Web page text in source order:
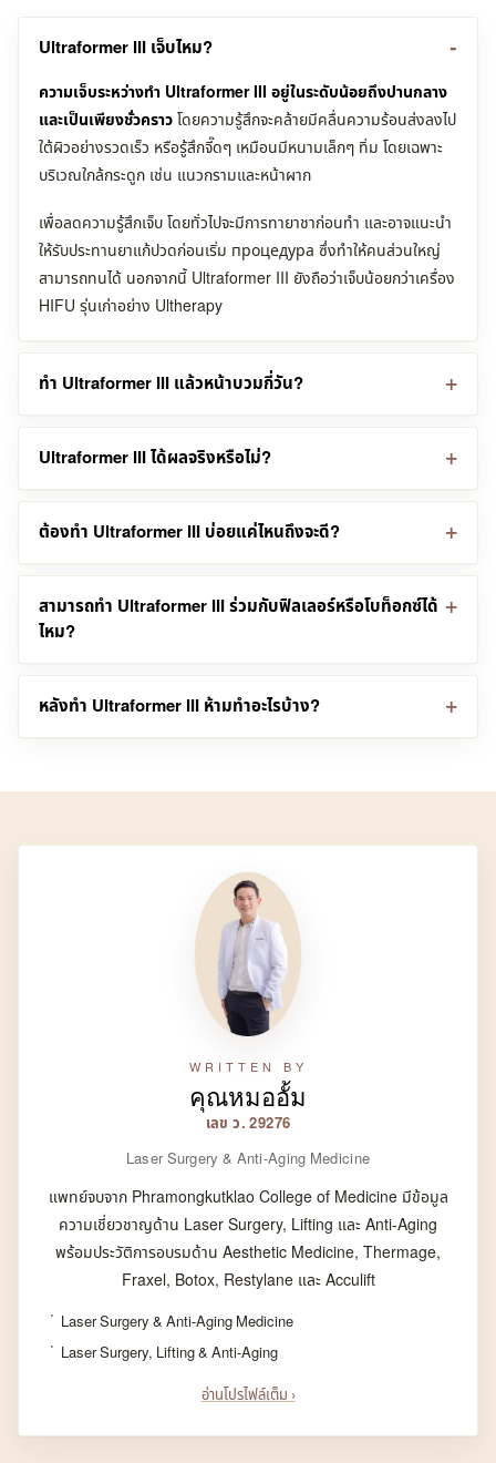
Ultraformer III เจ็บไหม?
ความเจ็บระหว่างทำ Ultraformer III อยู่ในระดับน้อยถึงปานกลาง
และเป็นเพียงชั่วคราวโดยความรู้สึกจะคล้ายมีคลื่นความร้อนส่งลงไป
ใต้ผิวอย่างรวดเร็ว หรือรู้สึกจี๊ดๆ เหมือนมีหนามเล็กๆ ทิ่ม โดยเฉพาะ
บริเวณใกล้กระดูก เช่น แนวกรามและหน้าผาก
เพื่อลดความรู้สึกเจ็บ โดยทั่วไปจะมีการทายาชาก่อนทำ และอาจแนะนำ
ให้รับประทานยาแก้ปวดก่อนเริ่ม процедура ซึ่งทำให้คนส่วนใหญ่
สามารถทนได้ นอกจากนี้ Ultraformer III ยังถือว่าเจ็บน้อยกว่าเครื่อง
HIFU รุ่นเก่าอย่าง Ultherapy
ทำ Ultraformer III แล้วหน้าบวมกี่วัน?
Ultraformer III ได้ผลจริงหรือไม่?
ต้องทำ Ultraformer III บ่อยแค่ไหนถึงจะดี?
สามารถทำ Ultraformer III ร่วมกับฟิลเลอร์หรือโบท็อกซ์ได้
ไหม?
หลังทำ Ultraformer III ห้ามทำอะไรบ้าง?
WRITTEN BY
คุณหมออั้ม
เลข ว. 29276
Laser Surgery & Anti-Aging Medicine
แพทย์จบจาก Phramongkutklao College of Medicine มีข้อมูล
ความเชี่ยวชาญด้าน Laser Surgery, Lifting และ Anti-Aging
พร้อมประวัติการอบรมด้าน Aesthetic Medicine, Thermage,
Fraxel, Botox, Restylane และ Acculift
Laser Surgery & Anti-Aging Medicine
Laser Surgery, Lifting & Anti-Aging
อ่านโปรไฟล์เต็ม ›